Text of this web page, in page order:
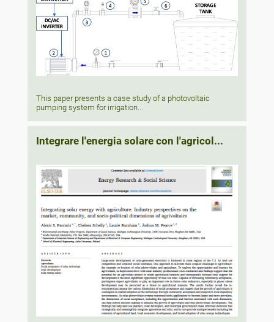
This paper presents a case study of a photovoltaic
pumping system for irrigation...
Integrare l'energia solare con l'agricol...